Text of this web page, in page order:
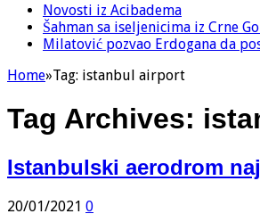
Novosti iz Acibadema
Šahman sa iseljenicima iz Crne
Milatović pozvao Erdogana da
Home»Tag: istanbul airport
Tag Archives:
Istanbulski aerodrom
20/01/2021 0